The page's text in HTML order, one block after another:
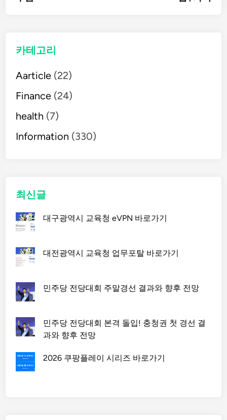
카테고리
Aarticle (22)
Finance (24)
health (7)
Information (330)
최신글
대구광역시 교육청 eVPN 바로가기
대전광역시 교육청 업무포탈 바로가기
민주당 전당대회 주말경선 결과와 향후 전망
민주당 전당대회 본격 돌입! 충청권 첫 경선 결
과와 향후 전망
2026 쿠팡플레이 시리즈 바로가기